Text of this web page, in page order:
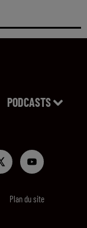
PODCASTS
Plan du site